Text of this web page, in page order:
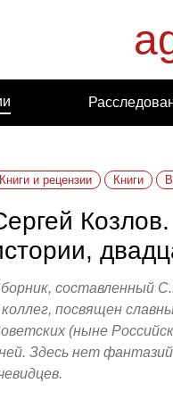
Книги и рецензии Книги
составленный
посвящен
(ныне
Здесь нет